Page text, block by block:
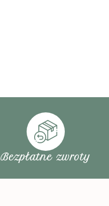
Bezpłatne zwroty